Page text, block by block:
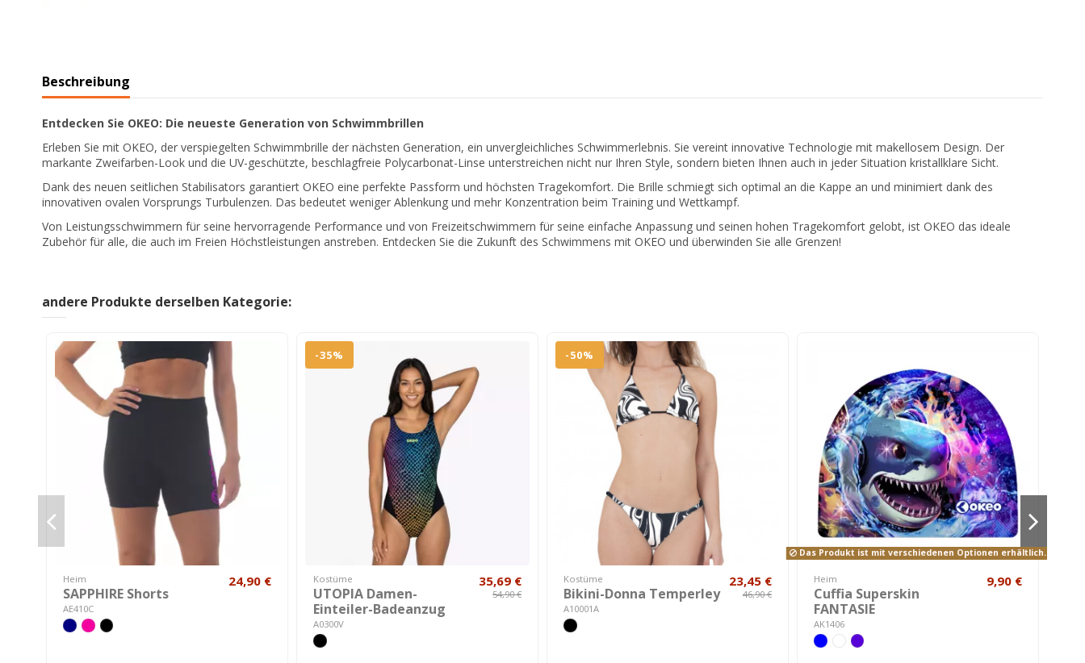
Beschreibung
Entdecken Sie OKEO: Die neueste Generation von Schwimmbrillen
Erleben Sie mit OKEO, der verspiegelten Schwimmbrille der nächsten Generation, ein unvergleichliches Schwimmerlebnis. Sie vereint innovative Technologie mit makellosem Design. Der
markante Zweifarben-Look und die UV-geschützte, beschlagfreie Polycarbonat-Linse unterstreichen nicht nur Ihren Style, sondern bieten Ihnen auch in jeder Situation kristallklare Sicht.
Dank des neuen seitlichen Stabilisators garantiert OKEO eine perfekte Passform und höchsten Tragekomfort. Die Brille schmiegt sich optimal an die Kappe an und minimiert dank des
innovativen ovalen Vorsprungs Turbulenzen. Das bedeutet weniger Ablenkung und mehr Konzentration beim Training und Wettkampf.
Von Leistungsschwimmern für seine hervorragende Performance und von Freizeitschwimmern für seine einfache Anpassung und seinen hohen Tragekomfort gelobt, ist OKEO das ideale
Zubehör für alle, die auch im Freien Höchstleistungen anstreben. Entdecken Sie die Zukunft des Schwimmens mit OKEO und überwinden Sie alle Grenzen!
andere Produkte derselben Kategorie:
Heim
SAPPHIRE Shorts
AE410C
24,90 €
-35%
Kostüme
UTOPIA Damen-
Einteiler-Badeanzug
A0300V
35,69 €
54,90 €
-50%
Kostüme
Bikini-Donna Temperley
A10001A
23,45 €
46,90 €
Das Produkt ist mit verschiedenen Optionen erhältlich.
Heim
Cuffia Superskin
FANTASIE
AK1406
9,90 €